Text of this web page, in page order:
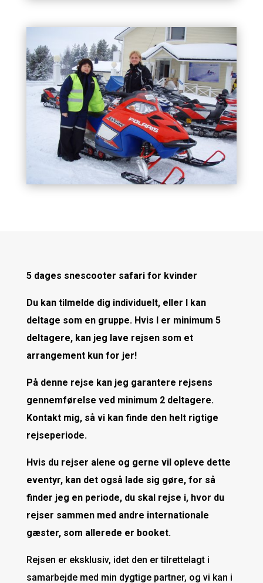
5 dages snescooter safari for kvinder
Du kan tilmelde dig individuelt, eller I kan
deltage som en gruppe. Hvis I er minimum 5
deltagere, kan jeg lave rejsen som et
arrangement kun for jer!
På denne rejse kan jeg garantere rejsens
gennemførelse ved minimum 2 deltagere.
Kontakt mig, så vi kan finde den helt rigtige
rejseperiode.
Hvis du rejser alene og gerne vil opleve dette
eventyr, kan det også lade sig gøre, for så
finder jeg en periode, du skal rejse i, hvor du
rejser sammen med andre internationale
gæster, som allerede er booket.
Rejsen er eksklusiv, idet den er tilrettelagt i
samarbejde med min dygtige partner, og vi kan i